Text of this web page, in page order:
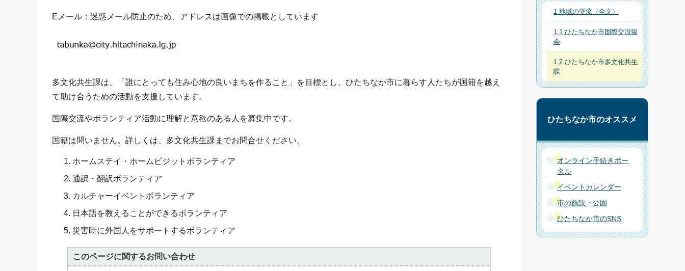
Eメール：迷惑メール防止のため、アドレスは画像での掲載としています
多文化共生課は、「誰にとっても住み心地の良いまちを作ること」を目標とし、ひたちなか市に暮らす人たちが国籍を越え
て助け合うための活動を支援しています。
国際交流やボランティア活動に理解と意欲のある人を募集中です。
国籍は問いません。詳しくは、多文化共生課までお問合せください。
ホームステイ・ホームビジットボランティア
通訳・翻訳ボランティア
カルチャーイベントボランティア
日本語を教えることができるボランティア
災害時に外国人をサポートするボランティア
このページに関するお問い合わせ
1 地域の交流（全文）
1.1 ひたちなか市国際交流協
会
1.2 ひたちなか市多文化共生
課
ひたちなか市のオススメ
オンライン手続きポー
タル
イベントカレンダー
市の施設・公園
ひたちなか市のSNS